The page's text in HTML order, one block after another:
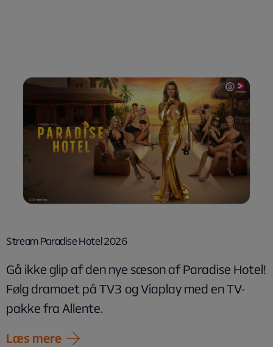
Stream Paradise Hotel 2026
Gå ikke glip af den nye sæson af Paradise Hotel!
Følg dramaet på TV3 og Viaplay med en TV-
pakke fra Allente.
Læs mere